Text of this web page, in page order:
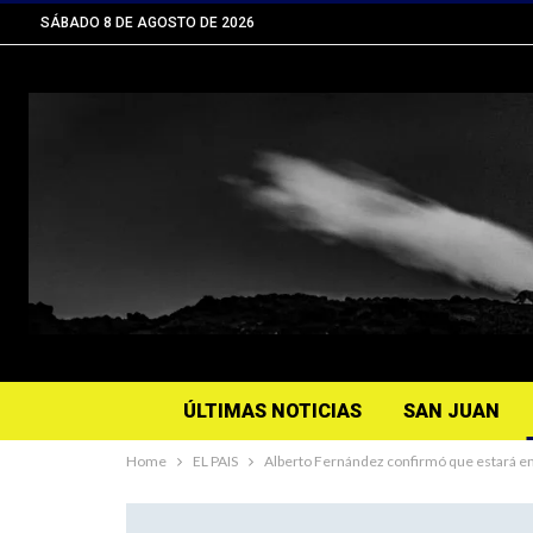
SÁBADO 8 DE AGOSTO DE 2026
ÚLTIMAS NOTICIAS SAN JUAN
Home EL PAIS Alberto Fernández confirmó que estará